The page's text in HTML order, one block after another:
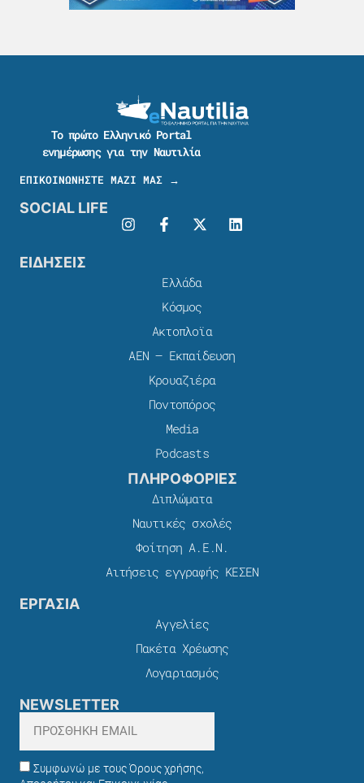
Το πρώτο Ελληνικό Portal
ενημέρωσης για την Ναυτιλία
ΕΠΙΚΟΙΝΩΝΗΣΤΕ ΜΑΖΙ ΜΑΣ →
SOCIAL LIFE
ΕΙΔΗΣΕΙΣ
Ελλάδα
Κόσμος
Ακτοπλοϊα
ΑΕΝ – Εκπαίδευση
Κρουαζιέρα
Ποντοπόρος
Media
Podcasts
ΠΛΗΡΟΦΟΡΙΕΣ
Διπλώματα
Ναυτικές σχολές
Φοίτηση Α.Ε.Ν.
Αιτήσεις εγγραφής ΚΕΣΕΝ
ΕΡΓΑΣΙΑ
Αγγελίες
Πακέτα Χρέωσης​
Λογαριασμός
NEWSLETTER
Συμφωνώ με τους Όρους χρήσης,